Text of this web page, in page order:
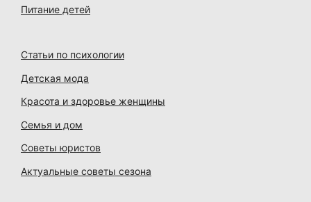
Питание детей
Статьи по психологии
Детская мода
Красота и здоровье женщины
Семья и дом
Советы юристов
Актуальные советы сезона